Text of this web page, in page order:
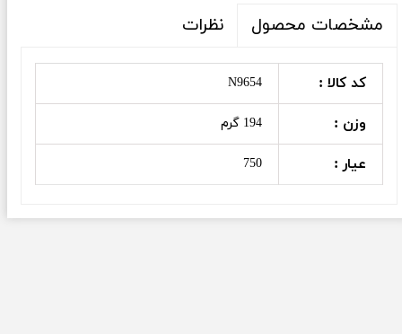
مشخصات محصول نظرات
کد کالا : N9654
وزن : 194 گرم
عیار : 750